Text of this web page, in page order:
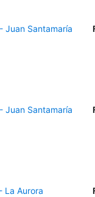
Juan Santamaría
Juan Santamaría
La Aurora